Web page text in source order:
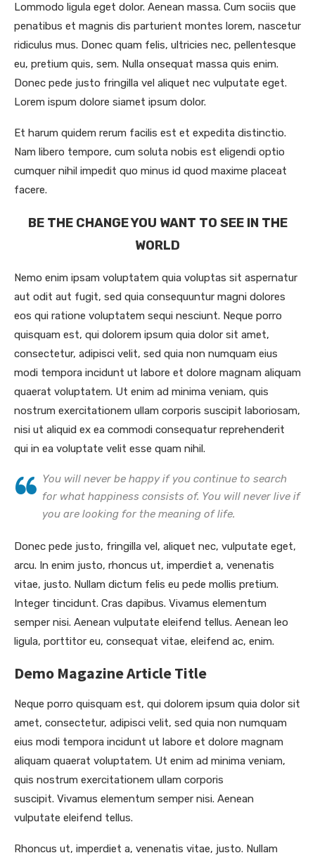
Lommodo ligula eget dolor. Aenean massa. Cum sociis que
penatibus et magnis dis parturient montes lorem, nascetur
ridiculus mus. Donec quam felis, ultricies nec, pellentesque
eu, pretium quis, sem. Nulla onsequat massa quis enim.
Donec pede justo fringilla vel aliquet nec vulputate eget.
Lorem ispum dolore siamet ipsum dolor.
Et harum quidem rerum facilis est et expedita distinctio.
Nam libero tempore, cum soluta nobis est eligendi optio
cumquer nihil impedit quo minus id quod maxime placeat
facere.
BE THE CHANGE YOU WANT TO SEE IN THE
WORLD
Nemo enim ipsam voluptatem quia voluptas sit aspernatur
aut odit aut fugit, sed quia consequuntur magni dolores
eos qui ratione voluptatem sequi nesciunt. Neque porro
quisquam est, qui dolorem ipsum quia dolor sit amet,
consectetur, adipisci velit, sed quia non numquam eius
modi tempora incidunt ut labore et dolore magnam aliquam
quaerat voluptatem. Ut enim ad minima veniam, quis
nostrum exercitationem ullam corporis suscipit laboriosam,
nisi ut aliquid ex ea commodi consequatur reprehenderit
qui in ea voluptate velit esse quam nihil.
You will never be happy if you continue to search
for what happiness consists of. You will never live if
you are looking for the meaning of life.
Donec pede justo, fringilla vel, aliquet nec, vulputate eget,
arcu. In enim justo, rhoncus ut, imperdiet a, venenatis
vitae, justo. Nullam dictum felis eu pede mollis pretium.
Integer tincidunt. Cras dapibus. Vivamus elementum
semper nisi. Aenean vulputate eleifend tellus. Aenean leo
ligula, porttitor eu, consequat vitae, eleifend ac, enim.
Demo Magazine Article Title
Neque porro quisquam est, qui dolorem ipsum quia dolor sit
amet, consectetur, adipisci velit, sed quia non numquam
eius modi tempora incidunt ut labore et dolore magnam
aliquam quaerat voluptatem. Ut enim ad minima veniam,
quis nostrum exercitationem ullam corporis
suscipit. Vivamus elementum semper nisi. Aenean
vulputate eleifend tellus.
Rhoncus ut, imperdiet a, venenatis vitae, justo. Nullam